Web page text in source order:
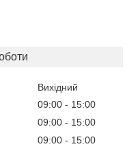
Вихідний
09:00
15:00
09:00
15:00
09:00
15:00